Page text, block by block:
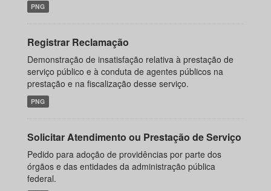
PNG
Registrar Reclamação
Demonstração de insatisfação relativa à prestação de
serviço público e à conduta de agentes públicos na
prestação e na fiscalização desse serviço.
PNG
Solicitar Atendimento ou Prestação de Serviço
Pedido para adoção de providências por parte dos
órgãos e das entidades da administração pública
federal.